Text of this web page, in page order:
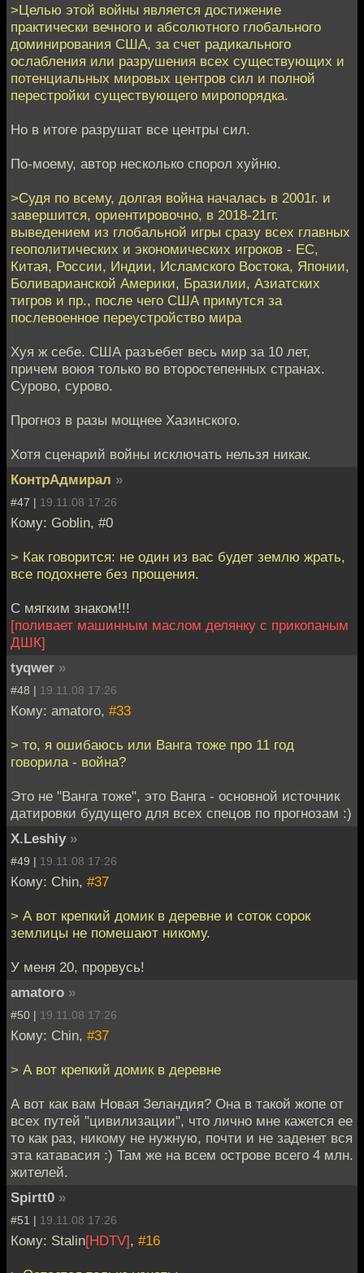
>Целью этой войны является достижение
практически вечного и абсолютного глобального
доминирования США, за счет радикального
ослабления или разрушения всех существующих и
потенциальных мировых центров сил и полной
перестройки существующего миропорядка.
Но в итоге разрушат все центры сил.
По-моему, автор несколько спорол хуйню.
>Судя по всему, долгая война началась в 2001г. и
завершится, ориентировочно, в 2018-21гг.
выведением из глобальной игры сразу всех главных
геополитических и экономических игроков - ЕС,
Китая, России, Индии, Исламского Востока, Японии,
Боливарианской Америки, Бразилии, Азиатских
тигров и пр., после чего США примутся за
послевоенное переустройство мира
Хуя ж себе. США разъебет весь мир за 10 лет,
причем воюя только во второстепенных странах.
Сурово, сурово.
Прогноз в разы мощнее Хазинского.
Хотя сценарий войны исключать нельзя никак.
КонтрАдмирал »
#47 | 19.11.08 17:26
Кому: Goblin, #0
> Как говорится: не один из вас будет землю жрать,
все подохнете без прощения.
С мягким знаком!!!
[поливает машинным маслом делянку с прикопаным
ДШК]
tyqwer »
#48 | 19.11.08 17:26
Кому: amatoro, #33
> то, я ошибаюсь или Ванга тоже про 11 год
говорила - война?
Это не "Ванга тоже", это Ванга - основной источник
датировки будущего для всех спецов по прогнозам :)
X.Leshiy »
#49 | 19.11.08 17:26
Кому: Chin, #37
> А вот крепкий домик в деревне и соток сорок
землицы не помешают никому.
У меня 20, прорвусь!
amatoro »
#50 | 19.11.08 17:26
Кому: Chin, #37
> А вот крепкий домик в деревне
А вот как вам Новая Зеландия? Она в такой жопе от
всех путей "цивилизации", что лично мне кажется ее
то как раз, никому не нужную, почти и не заденет вся
эта катавасия :) Там же на всем острове всего 4 млн.
жителей.
Spirtt0 »
#51 | 19.11.08 17:26
Кому: Stalin[HDTV], #16